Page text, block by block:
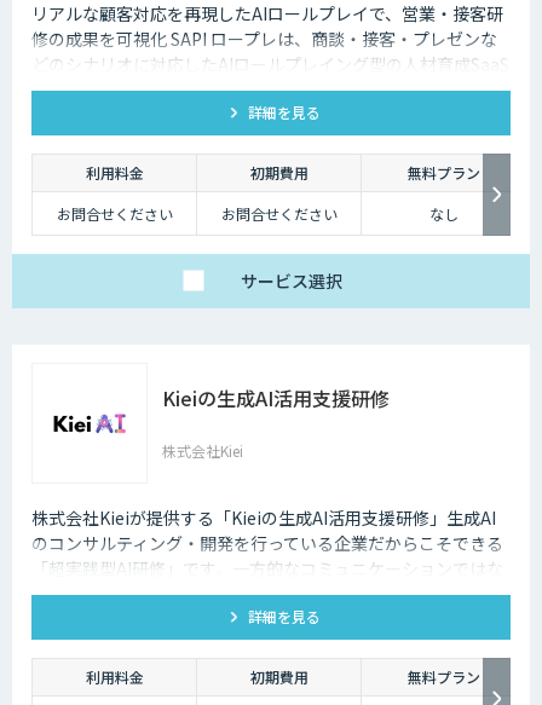
リアルな顧客対応を再現したAIロールプレイで、営業・接客研
修の成果を可視化 SAPI ロープレは、商談・接客・プレゼンな
どのシナリオに対応したAIロールプレイング型の人材育成SaaS
です。 AIアバターとの実践トレーニングと動画フィードバック
により、新人・中途スタッフの早期戦力化と教育の属人化解消
を支援します。
詳細を見る
利用料金 初期費用
無料プラン
お問合せください
お問合せください なし
サービス選択
Kieiの生成AI活用支援研修
株式会社Kiei
株式会社Kieiが提供する「Kieiの生成AI活用支援研修」生成AI
のコンサルティング・開発を行っている企業だからこそできる
「超実践型AI研修」です。一方的なコミュニケーションではな
く、ディスカッションを重視しております。
詳細を見る
利用料金 初期費用
無料プラン